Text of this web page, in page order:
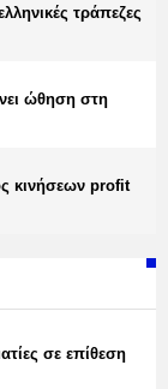
τράπεζες
ώθηση στη
κινήσεων profit
σε επίθεση